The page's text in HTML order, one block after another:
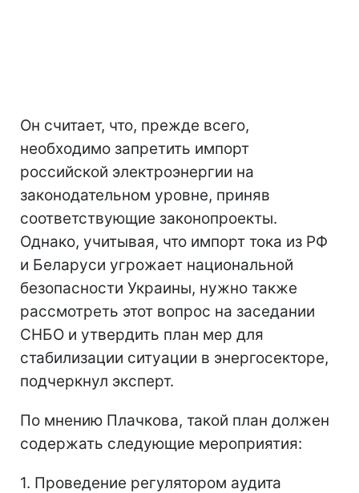
Он считает, что, прежде всего,
необходимо запретить импорт
российской электроэнергии на
законодательном уровне, приняв
соответствующие законопроекты.
Однако, учитывая, что импорт тока из РФ
и Беларуси угрожает национальной
безопасности Украины, нужно также
рассмотреть этот вопрос на заседании
СНБО и утвердить план мер для
стабилизации ситуации в энергосекторе,
подчеркнул эксперт.
По мнению Плачкова, такой план должен
содержать следующие мероприятия:
1. Проведение регулятором аудита